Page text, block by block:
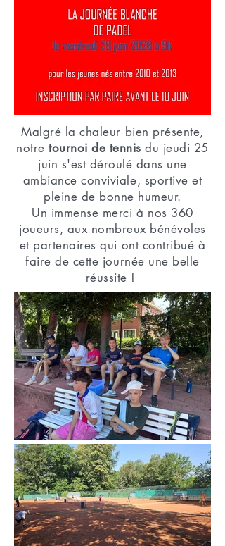
Malgré la chaleur bien présente,
notretournoi de tennis du jeudi 25
juin s'est déroulé dans une
ambiance conviviale, sportive et
pleine de bonne humeur.
Un immense merci à nos 360
joueurs, aux nombreux bénévoles
et partenaires qui ont contribué à
faire de cette journée une belle
réussite !